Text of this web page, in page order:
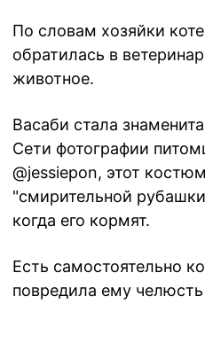
По словам хозяйки
обратилась в
животное.
Васаби стала
Сети фотографии
@jessiepon, этот
"смирительной
когда его кормят.
Есть самостоятельно
повредила ему челюсть